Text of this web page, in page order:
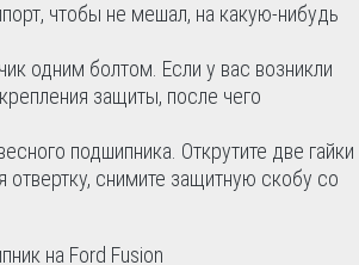
чтобы не мешал, на какую-нибудь
одним болтом. Если у вас возникли
защиты, после чего
подшипника. Открутите две гайки
отвертку, снимите защитную скобу со